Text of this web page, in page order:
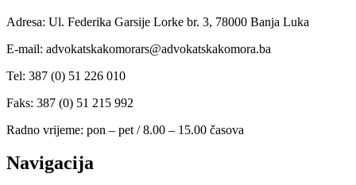
Adresa: Ul. Federika Garsije Lorke br. 3, 78000 Banja Luka
E-mail: advokatskakomorars@advokatskakomora.ba
Tel: 387 (0) 51 226 010
Faks: 387 (0) 51 215 992
Radno vrijeme: pon – pet / 8.00 – 15.00 časova
Navigacija